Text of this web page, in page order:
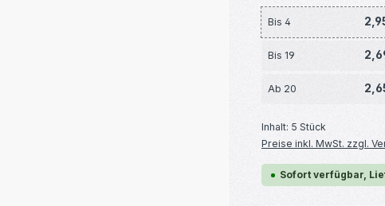
Bis 4
Bis 19
Ab 20
Inhalt: 5 Stück
Preise inkl. MwSt. zzgl.
Sofort verfügbar,